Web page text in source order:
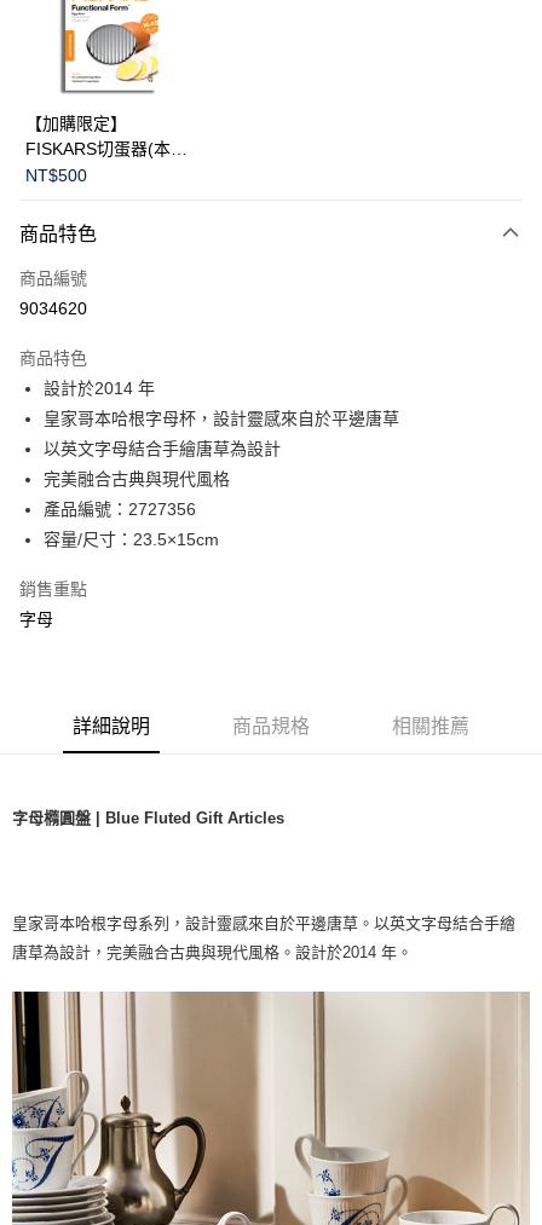
合作金庫商業銀行
華南商業銀行
上海商業儲蓄銀行
國泰世華商業銀行
臺灣中小企業銀行
匯豐（台灣）商業銀行
聯邦商業銀行
元大商業銀行
台新國際商業銀行
LINE Pay
Apple Pay
運送方式
黑貓宅急便
【加購限定】
FISKARS切蛋器(本商
品不提供破損保證)
NT$500
商品特色
商品編號
9034620
商品特色
設計於2014 年
皇家哥本哈根字母杯，設計靈感來自於平邊唐草
以英文字母結合手繪唐草為設計
完美融合古典與現代風格
產品編號：2727356
容量/尺寸：23.5×15cm
銷售重點
字母
詳細說明 商品規格 相關推薦
字母橢圓盤 | Blue Fluted Gift Articles
皇家哥本哈根字母系列，設計靈感來自於平邊唐草。以英文字母結合手繪
唐草為設計，完美融合古典與現代風格。設計於2014 年。